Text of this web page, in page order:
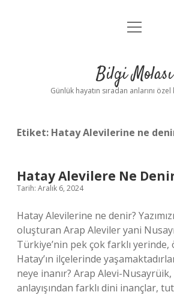
Anasayfa
Yasal Uyarı
menüyü
Bilgi Molası
Günlük hayatın sıradan anlarını
Etiket: Hatay Alevilerine ne
Hatay Alevilere Ne
Tarih: Aralık 6, 2024
Hatay Alevilerine ne denir?
oluşturan Arap Aleviler yani
Türkiye’nin pek çok farklı yerinde,
Hatay’ın ilçelerinde
neye inanır? Arap Alevi-Nusayrüik,
anlayışından farklı dini inançlar,